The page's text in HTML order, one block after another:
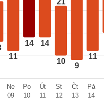
11
14 14
21
10
9
11
Ne
09
Po
10
Út
11
St
12
Čt
13
Pá
14